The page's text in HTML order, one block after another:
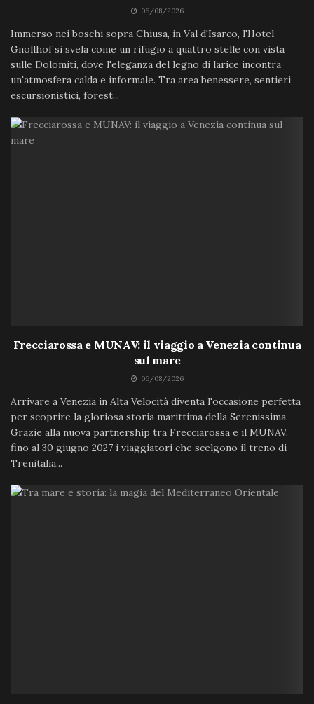
06/08/2026
Immerso nei boschi sopra Chiusa, in Val d'Isarco, l'Hotel
Gnollhof si svela come un rifugio a quattro stelle con vista
sulle Dolomiti, dove l'eleganza del legno di larice incontra
un'atmosfera calda e informale. Tra area benessere, sentieri
escursionistici, forest...
Frecciarossa e MUNAV: il viaggio a Venezia continua
sul mare
06/08/2026
Arrivare a Venezia in Alta Velocità diventa l'occasione perfetta
per scoprire la gloriosa storia marittima della Serenissima.
Grazie alla nuova partnership tra Frecciarossa e il MUNAV,
fino al 30 giugno 2027 i viaggiatori che scelgono il treno di
Trenitalia...